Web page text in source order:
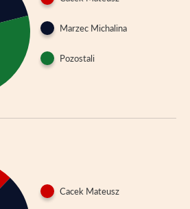
Marzec Michalina
Pozostali
Cacek Mateusz